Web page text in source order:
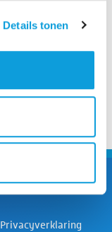
Details tonen
Privacyverklaring